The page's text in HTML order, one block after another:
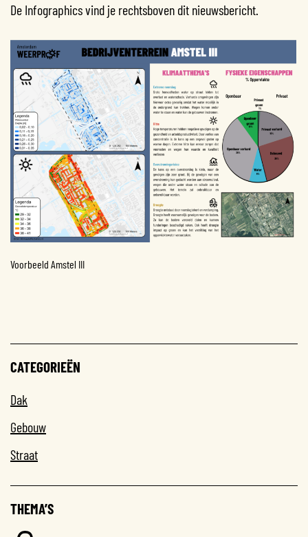
De Infographics vind je rechtsboven dit nieuwsbericht.
Voorbeeld Amstel III
CATEGORIEËN
Dak
Gebouw
Straat
THEMA’S